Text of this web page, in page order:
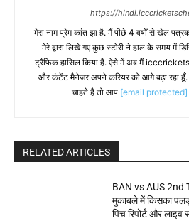
https://
मेरा नाम प्रेम कांत झा है. मैं पीछे 4 वर्षों से खेल
मेरे द्वारा लिखे गए कुछ स्टोरी ने हाल के समय में
ट्रैफिक हासिल किया है. ऐसे में अब मैं
और कंटेंट मैनेजर अपने करियर को आगे बढ़ा रहा
चाहते है तो आप [email protected]
RELATED ARTICLES
BAN vs AUS
मुकाबले में किसका
पिच रिपोर्ट और